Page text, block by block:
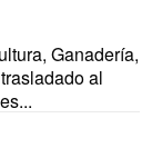
Ganadería,
al